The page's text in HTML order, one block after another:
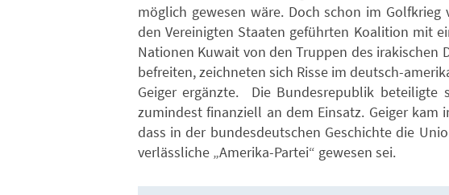
möglich gewesen wäre. Doch schon im Golfkrieg
den Vereinigten Staaten geführten Koalition mit
Nationen Kuwait von den Truppen des irakischen
befreiten, zeichneten sich Risse im deutsch-
Geiger ergänzte. Die Bundesrepublik beteiligte
zumindest finanziell an dem Einsatz. Geiger kam
dass in der bundesdeutschen Geschichte die
verlässliche „Amerika-Partei“ gewesen sei.